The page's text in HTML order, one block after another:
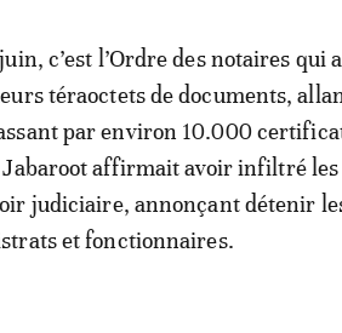
c’est l’Ordre des notaires qui
téraoctets de documents,
par environ 10.000
affirmait avoir infiltré les
judiciaire, annonçant détenir
et fonctionnaires.